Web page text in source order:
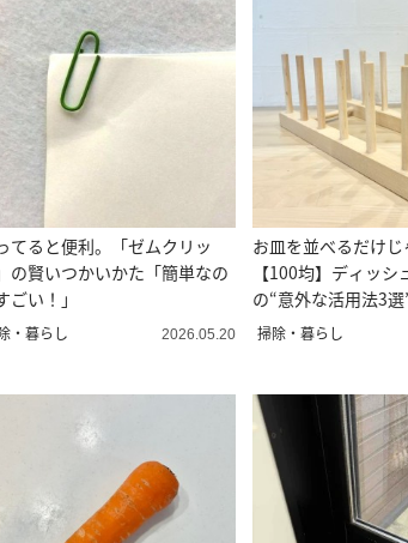
てると便利。「ゼムクリッ
の賢いつかいかた「簡単なの
ごい！」
・暮らし 2026.05.20
お皿を並べるだけじ
【100均】ディッシ
の“意外な活用法3選
掃除・暮らし